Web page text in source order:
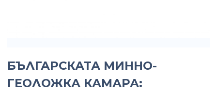
БЪЛГАРСКАТА МИННО-
ГЕОЛОЖКА КАМАРА: